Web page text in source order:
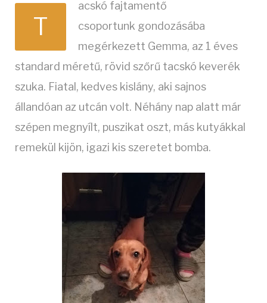
T
acskó fajtamentő
csoportunk gondozásába
megérkezett Gemma, az 1 éves
standard méretű, rövid szőrű tacskó keverék
szuka. Fiatal, kedves kislány, aki sajnos
állandóan az utcán volt. Néhány nap alatt már
szépen megnyílt, puszikat oszt, más kutyákkal
remekül kijön, igazi kis szeretet bomba.